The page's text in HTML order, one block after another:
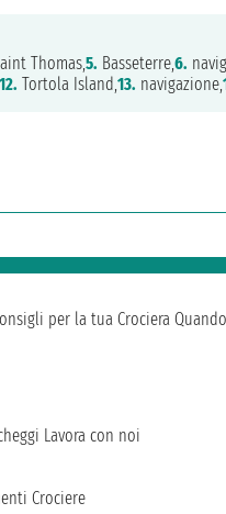
Thomas,5. Basseterre,6.
12. Tortola Island,13. navigazione,
per la tua Crociera
Lavora con noi
Crociere